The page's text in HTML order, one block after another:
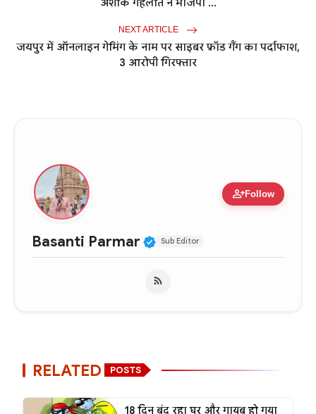
NEXT ARTICLE
जयपुर में ऑनलाइन गेमिंग के नाम पर साइबर फ्रॉड गैंग का पर्दाफाश,
3 आरोपी गिरफ्तार
person_addFollow
Basanti Parmar Verified Public Figure
Sub Editor
RELATED POSTS
18 दिन बंद रहा घर और गायब हो गया